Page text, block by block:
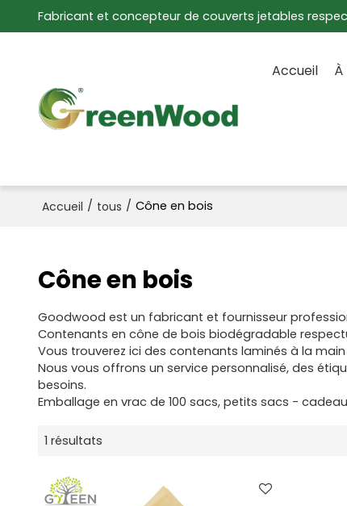
Fabricant et concepteur de couverts jetables
Accueil
Accueil / tous / Cône en bois
Cône en bois
Goodwood est un fabricant et fournisseur
Contenants en cône de bois biodégradable
Vous trouverez ici des contenants laminés à la
Nous vous offrons un service personnalisé, des
besoins.
Emballage en vrac de 100 sacs, petits sacs -
1 résultats